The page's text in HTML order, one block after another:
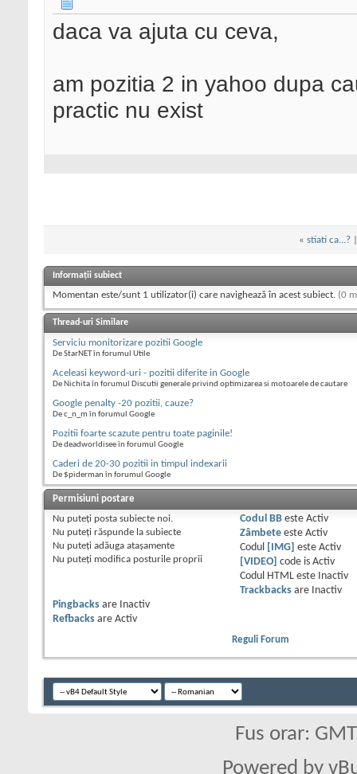
daca va ajuta cu ceva,
am pozitia 2 in yahoo dupa
practic nu exist
« stiati ca...?
Informații subiect
Momentan este/sunt 1 utilizator(i) care navighează în acest subiect. (0
Thread-uri Similare
Serviciu monitorizare pozitii Google
De StarNET în forumul Utile
Aceleasi keyword-uri - pozitii diferite in Google
De Nichita în forumul Discutii generale privind optimizarea si motoarele de cautare
Google penalty -20 pozitii, cauze?
De c_n_m în forumul Google
Pozitii foarte scazute pentru toate paginile!
De deadworldisee în forumul Google
Caderi de 20-30 pozitii in timpul indexarii
De $piderman în forumul Google
Permisiuni postare
Nu puteţi posta subiecte noi.
Nu puteţi răspunde la subiecte
Nu puteţi adăuga ataşamente
Nu puteţi modifica posturile proprii
Codul BBeste Activ
Zâmbeteeste Activ
Codul
[IMG] este Activ
[VIDEO] code is Activ
Codul HTML este
Inactiv
Trackbacksare
Inactiv
Pingbacks are
Inactiv
Refbacks are Activ
Reguli Forum
Fus orar:
Powered by